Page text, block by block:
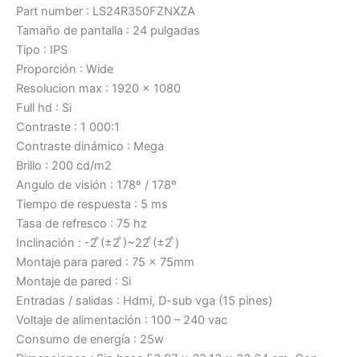
Part number : LS24R350FZNXZA
Tamaño de pantalla : 24 pulgadas
Tipo : IPS
Proporción : Wide
Resolucion max : 1920 x 1080
Full hd : Si
Contraste : 1 000:1
Contraste dinámico : Mega
Brillo : 200 cd/m2
Angulo de visión : 178º / 178º
Tiempo de respuesta : 5 ms
Tasa de refresco : 75 hz
Inclinación : -2 ̊(±2 ̊)~22 ̊(±2 ̊)
Montaje para pared : 75 x 75mm
Montaje de pared : Si
Entradas / salidas : Hdmi, D-sub vga (15 pines)
Voltaje de alimentación : 100 – 240 vac
Consumo de energía : 25w